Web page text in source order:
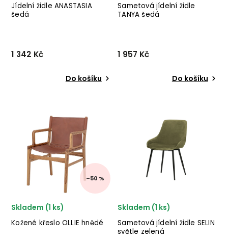
Jídelní židle ANASTASIA
šedá
1 342 Kč
Do košíku
nábytku BIZZOTTO v
provedení šedé kovové
konstrukce a plastového
sedáku. ✅ krásný nábytek
✅ kvali...
Sametová jídelní židle
TANYA šedá
1 957 Kč
Do košíku
v kombinaci
zlatých kovových nohou a
šedého sametu. ✅ krásný
nábytek ✅ kvalitní
materiál...
–50 %
Kožené křeslo OLLIE hnědé
Skladem (1 ks)
Sametová jídelní židle SELIN
světle zelená
Skladem (1 ks)